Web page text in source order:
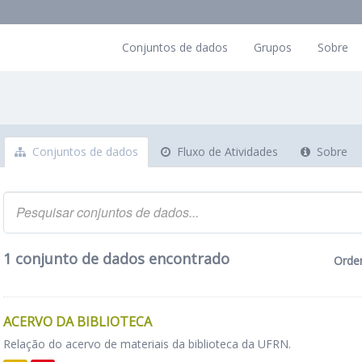
Conjuntos de dados Grupos Sobre
Conjuntos de dados Fluxo de Atividades Sobre
1 conjunto de dados encontrado
ACERVO DA BIBLIOTECA
Relação do acervo de materiais da biblioteca da UFRN.